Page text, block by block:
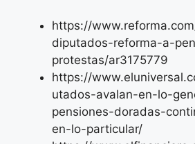
https://
diputados-reforma-a-
protestas/ar3175779
https://
utados-avalan-en-lo-
pensiones-doradas-
en-lo-particular/